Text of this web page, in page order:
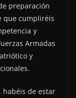
preparación
que cumpliréis
y
Armadas
y
de estar